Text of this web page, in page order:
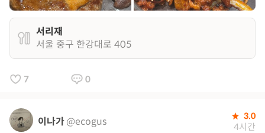
서리재
서울 중구 한강대로 405
7 0
이나가@ecogus 3.0
4시간